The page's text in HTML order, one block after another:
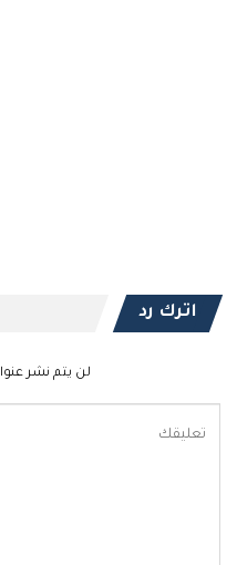
اترك رد
لن يتم نشر